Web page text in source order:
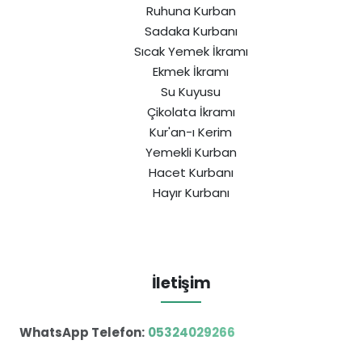
Ruhuna Kurban
Sadaka Kurbanı
Sıcak Yemek İkramı
Ekmek İkramı
Su Kuyusu
Çikolata İkramı
Kur'an-ı Kerim
Yemekli Kurban
Hacet Kurbanı
Hayır Kurbanı
İletişim
WhatsApp Telefon: 05324029266